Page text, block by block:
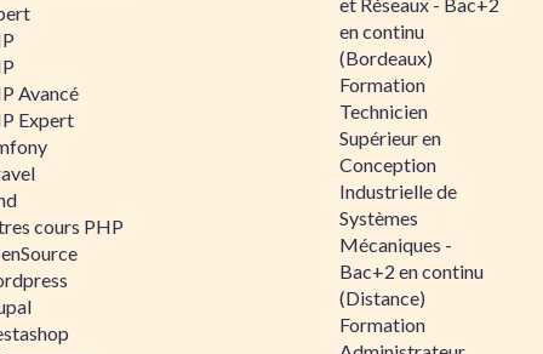
Avancé
Expert
cours PHP
en continu
(Bordeaux)
Formation
Technicien
Supérieur en
Conception
Industrielle de
Systèmes
Mécaniques -
Bac+2 en continu
(Distance)
Formation